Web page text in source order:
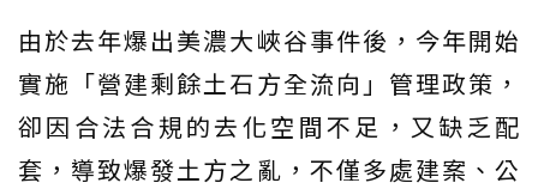
由於去年爆出美濃大峽谷事件後，今年開始
實施「營建剩餘土石方全流向」管理政策，
卻因合法合規的去化空間不足，又缺乏配
套，導致爆發土方之亂，不僅多處建案、公